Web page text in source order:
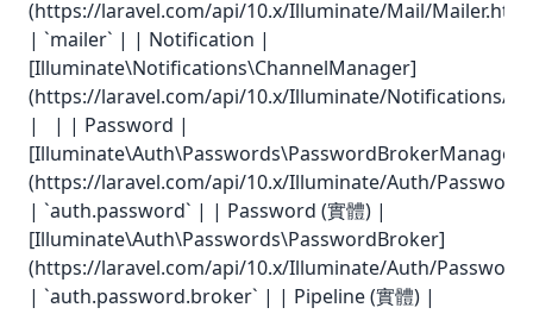
(https://laravel.com/api/10.x/Illuminate/Mail/
| `mailer` | | Notification |
[Illuminate\Notifications\ChannelManager]
(https://laravel.com/api/10.x/Illuminate/Notifications/
| | | Password |
[Illuminate\Auth\Passwords\PasswordBrokerManager]
(https://laravel.com/api/10.x/Illuminate/Auth/
| `auth.password` | | Password (實體) |
[Illuminate\Auth\Passwords\PasswordBroker]
(https://laravel.com/api/10.x/Illuminate/Auth/
| `auth.password.broker` | | Pipeline (實體) |